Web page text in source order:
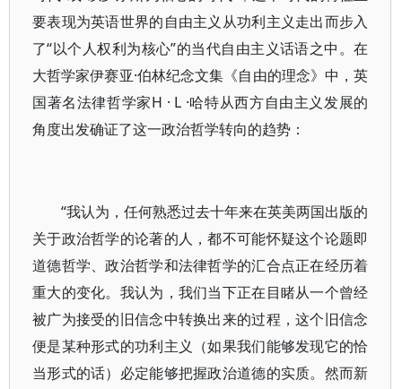
要表现为英语世界的自由主义从功利主义走出而步入
了“以个人权利为核心”的当代自由主义话语之中。在
大哲学家伊赛亚·伯林纪念文集《自由的理念》中，英
国著名法律哲学家H · L ·哈特从西方自由主义发展的
角度出发确证了这一政治哲学转向的趋势：
“我认为，任何熟悉过去十年来在英美两国出版的
关于政治哲学的论著的人，都不可能怀疑这个论题即
道德哲学、政治哲学和法律哲学的汇合点正在经历着
重大的变化。我认为，我们当下正在目睹从一个曾经
被广为接受的旧信念中转换出来的过程，这个旧信念
便是某种形式的功利主义（如果我们能够发现它的恰
当形式的话）必定能够把握政治道德的实质。然而新